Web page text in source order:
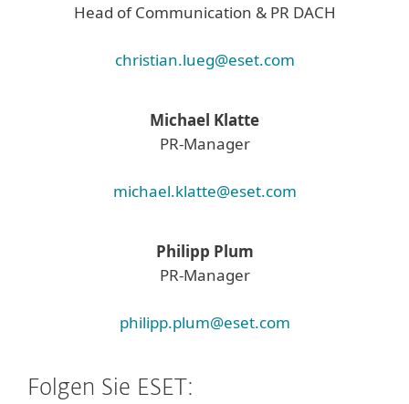
Head of Communication & PR DACH
christian.lueg@eset.com
Michael Klatte
PR-Manager
michael.klatte@eset.com
Philipp Plum
PR-Manager
philipp.plum@eset.com
Folgen Sie ESET: